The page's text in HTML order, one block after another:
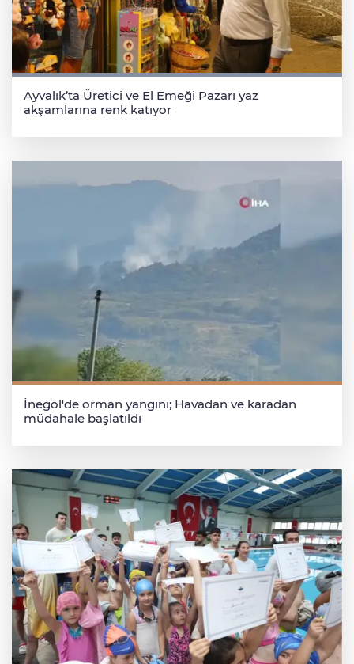
Ayvalık’ta Üretici ve El Emeği Pazarı yaz
akşamlarına renk katıyor
İnegöl'de orman yangını; Havadan ve karadan
müdahale başlatıldı